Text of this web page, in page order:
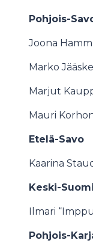
Pohjois-
Joona
Marko
Marjut
Mauri
Etelä-Savo
Kaarina
Keski-Suomi
Ilmari
Pohjois-